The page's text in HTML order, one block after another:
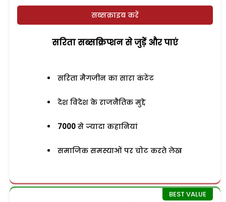
सब्सक्राइब करें
सरिता सब्सक्रिप्शन से जुड़ेें और पाएं
सरिता मैगजीन का सारा कंटेंट
देश विदेश के राजनैतिक मुद्दे
7000 से ज्यादा कहानियां
समाजिक समस्याओं पर चोट करते लेख